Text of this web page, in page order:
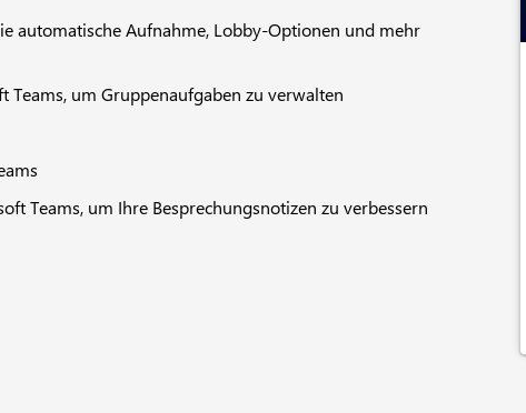
automatische Aufnahme, Lobby-Optionen und mehr
Teams, um Gruppenaufgaben zu verwalten
Teams, um Ihre Besprechungsnotizen zu verbessern